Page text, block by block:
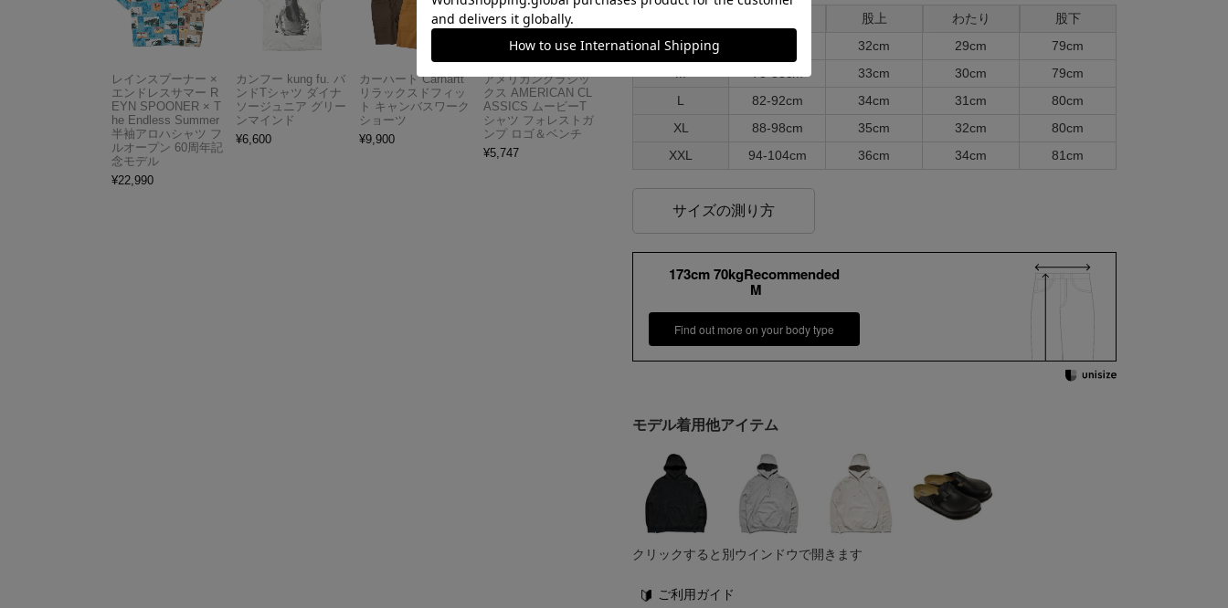
股上 わたり
股下
S
32cm 29cm
79cm
33cm 30cm
79cm
L
82-92cm 34cm 31cm
80cm
XL
88-98cm 35cm 32cm
80cm
XXL
94-104cm 36cm 34cm 81cm
サイズの測り方
173cm 70kgRecommended
M
Find out more on your body type
モデル着用他アイテム
クリックすると別ウインドウで開きます
ご利用ガイド
レインスプーナー ×
エンドレスサマー R
EYN SPOONER × T
he Endless Summer
半袖アロハシャツ フ
ルオープン 60周年記
念モデル
¥22,990
カンフー kung fu. バ
ンドTシャツ ダイナ
ソージュニア グリー
ンマインド
¥6,600
カーハート Carhartt
リラックスドフィッ
ト キャンバスワーク
ショーツ
¥9,900
アメリカンクラシッ
クス AMERICAN CL
ASSICS ムービーT
シャツ フォレストガ
ンプ ロゴ＆ベンチ
¥5,747